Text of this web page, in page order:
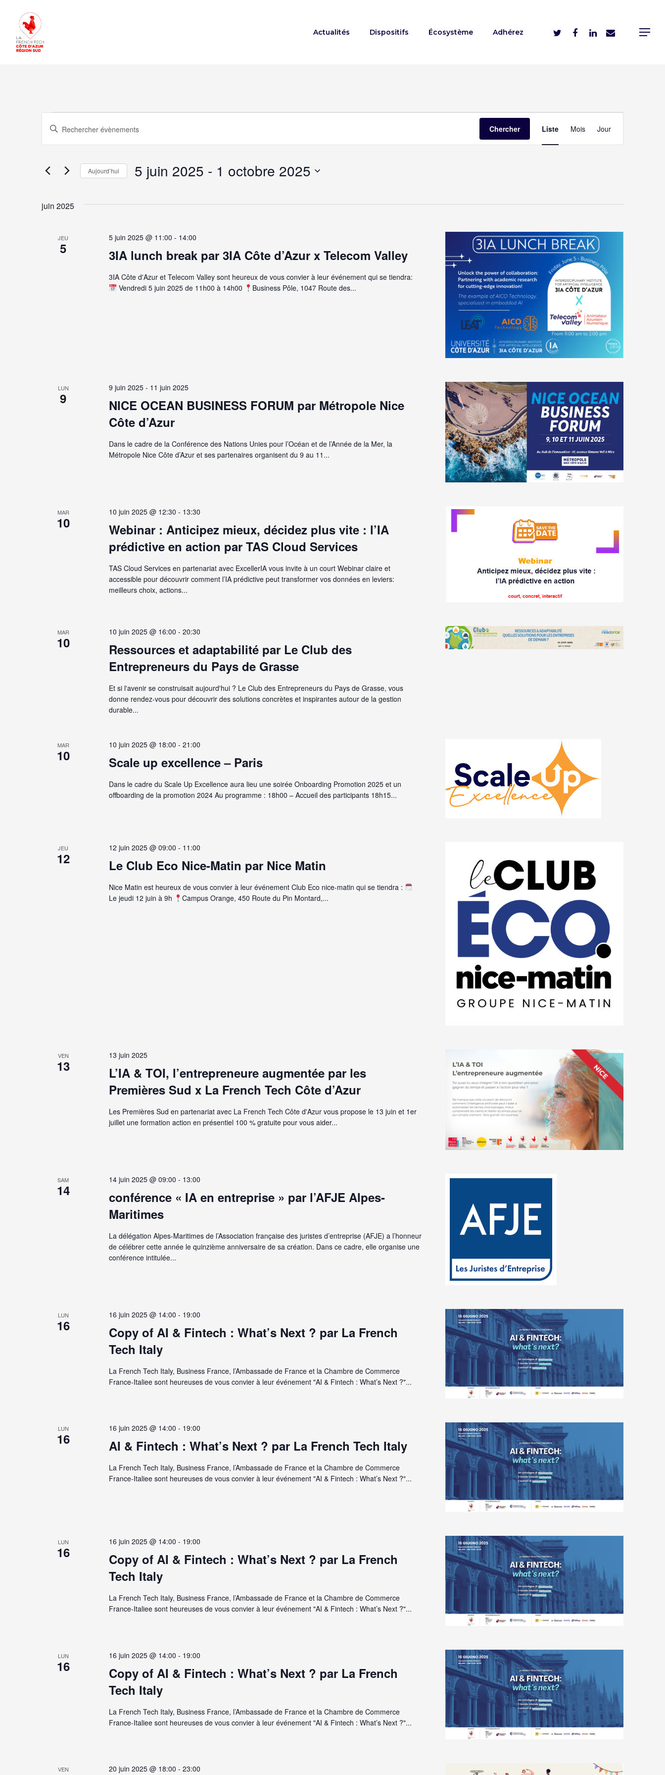
Actualités Dispositifs Écosystème Adhérez
Évènements
Recherche
et
navigation
de
Évènements
Saisir
mot-
clé.
Rechercher
par
mot-
Chercher de
vues
Liste Mois Jour
Aujourd’hui 5 juin 2025 - 1 octobre 2025
une
juin 2025
JEU
5 3IA lunch break par 3IA Côte d’Azur x Telecom Valley
5 juin 2025 @ 11:00 - 14:00
3IA Côte d'Azur et Telecom Valley sont heureux de vous convier à leur événement qui se tiendra:
Vendredi 5 juin 2025 de 11h00 à 14h00
Business Pôle, 1047 Route des...
LUN
9
NICE OCEAN BUSINESS FORUM par Métropole Nice
Côte d’Azur
9 juin 2025- 11 juin 2025
Dans le cadre de la Conférence des Nations Unies pour l’Océan et de l’Année de la Mer, la
Métropole Nice Côte d’Azur et ses partenaires organisent du 9 au 11...
MAR
10
Webinar : Anticipez mieux, décidez plus vite : l’IA
prédictive en action par TAS Cloud Services
10 juin 2025 @ 12:30 - 13:30
TAS Cloud Services en partenariat avec ExcellerIA vous invite à un court Webinar claire et
accessible pour découvrir comment l’IA prédictive peut transformer vos données en leviers:
meilleurs choix, actions...
MAR
10
Ressources et adaptabilité par Le Club des
Entrepreneurs du Pays de Grasse
10 juin 2025 @ 16:00 - 20:30
Et si l'avenir se construisait aujourd'hui ? Le Club des Entrepreneurs du Pays de Grasse, vous
donne rendez-vous pour découvrir des solutions concrètes et inspirantes autour de la gestion
durable...
MAR
10 Scale up excellence – Paris
10 juin 2025 @ 18:00 - 21:00
Dans le cadre du Scale Up Excellence aura lieu une soirée Onboarding Promotion 2025 et un
offboarding de la promotion 2024 Au programme : 18h00 – Accueil des participants 18h15...
JEU
12 Le Club Eco Nice-Matin par Nice Matin
12 juin 2025 @ 09:00 - 11:00
Nice Matin est heureux de vous convier à leur événement Club Eco nice-matin qui se tiendra :
Le jeudi 12 juin à 9h
Campus Orange, 450 Route du Pin Montard,...
VEN
13
L’IA & TOI, l’entrepreneure augmentée par les
Premières Sud x La French Tech Côte d’Azur
13 juin 2025
Les Premières Sud en partenariat avec La French Tech Côte d'Azur vous propose le 13 juin et 1er
juillet une formation action en présentiel 100 % gratuite pour vous aider...
SAM
14
conférence « IA en entreprise » par l’AFJE Alpes-
Maritimes
14 juin 2025 @ 09:00 - 13:00
La délégation Alpes-Maritimes de l’Association française des juristes d’entreprise (AFJE) a l’honneur
de célébrer cette année le quinzième anniversaire de sa création. Dans ce cadre, elle organise une
conférence intitulée...
LUN
16
Copy of AI & Fintech : What’s Next ? par La French
Tech Italy
16 juin 2025 @ 14:00 - 19:00
La French Tech Italy, Business France, l’Ambassade de France et la Chambre de Commerce
France-Italiee sont heureuses de vous convier à leur événement "AI & Fintech : What’s Next ?"...
LUN
16 AI & Fintech : What’s Next ? par La French Tech Italy
16 juin 2025 @ 14:00 - 19:00
La French Tech Italy, Business France, l’Ambassade de France et la Chambre de Commerce
France-Italiee sont heureuses de vous convier à leur événement "AI & Fintech : What’s Next ?"...
LUN
16
Copy of AI & Fintech : What’s Next ? par La French
Tech Italy
16 juin 2025 @ 14:00 - 19:00
La French Tech Italy, Business France, l’Ambassade de France et la Chambre de Commerce
France-Italiee sont heureuses de vous convier à leur événement "AI & Fintech : What’s Next ?"...
LUN
16
Copy of AI & Fintech : What’s Next ? par La French
Tech Italy
16 juin 2025 @ 14:00 - 19:00
La French Tech Italy, Business France, l’Ambassade de France et la Chambre de Commerce
France-Italiee sont heureuses de vous convier à leur événement "AI & Fintech : What’s Next ?"...
VEN 20 juin 2025 @ 18:00 - 23:00